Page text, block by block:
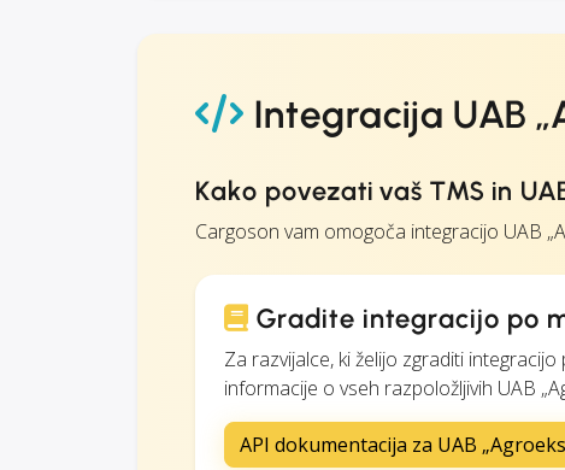
Integracija UAB
Kako povezati vaš TMS in
Cargoson vam omogoča integracijo UAB
Gradite integracijo po
Za razvijalce, ki želijo zgraditi
informacije o vseh razpoložljivih UAB
API dokumentacija za UAB